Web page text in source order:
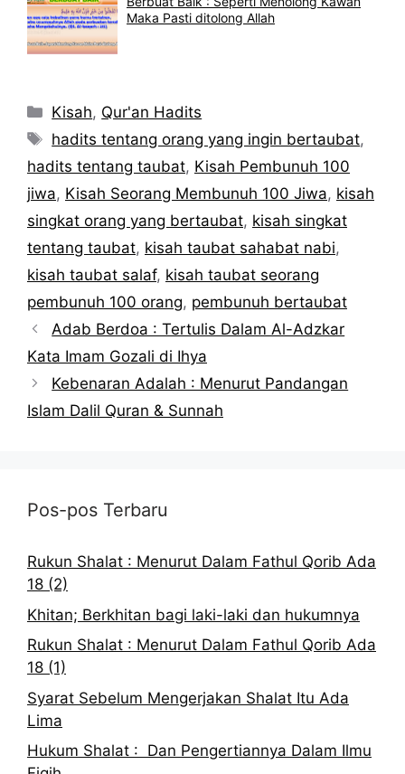
Maka Pasti ditolong Allah
Kategori
Kisah, Qur'an Hadits
Tag
hadits tentang orang yang ingin bertaubat,
hadits tentang taubat, Kisah Pembunuh 100
jiwa, Kisah Seorang Membunuh 100 Jiwa, kisah
singkat orang yang bertaubat, kisah singkat
tentang taubat, kisah taubat sahabat nabi,
kisah taubat salaf, kisah taubat seorang
pembunuh 100 orang, pembunuh bertaubat
Adab Berdoa : Tertulis Dalam Al-Adzkar
Kata Imam Gozali di Ihya
Kebenaran Adalah : Menurut Pandangan
Islam Dalil Quran & Sunnah
Pos-pos Terbaru
Rukun Shalat : Menurut Dalam Fathul Qorib Ada
18 (2)
Khitan; Berkhitan bagi laki-laki dan hukumnya
Rukun Shalat : Menurut Dalam Fathul Qorib Ada
18 (1)
Syarat Sebelum Mengerjakan Shalat Itu Ada
Lima
Hukum Shalat : Dan Pengertiannya Dalam Ilmu